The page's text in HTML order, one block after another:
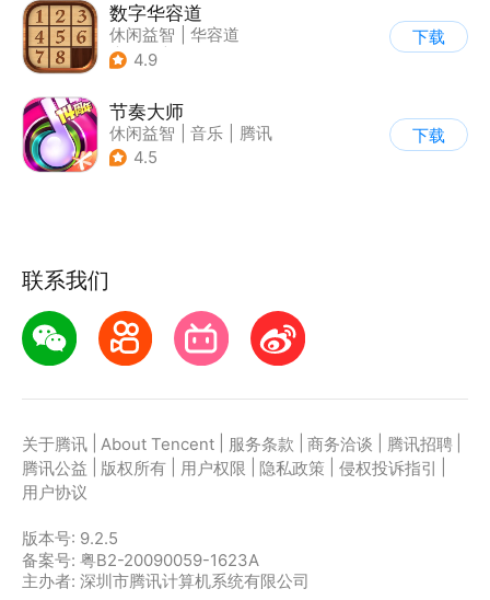
数字华容道
休闲益智
华容道
| 烧脑
4.9
下载
节奏大师
休闲益智 音乐
腾讯
4.5
下载
联系我们
关于腾讯 About Tencent 服务条款 商务洽谈 腾讯招聘
腾讯公益
版权所有 用户权限 隐私政策 侵权投诉指引
用户协议
版本号: 9.2.5
备案号: 粤B2-20090059-1623A
主办者: 深圳市腾讯计算机系统有限公司